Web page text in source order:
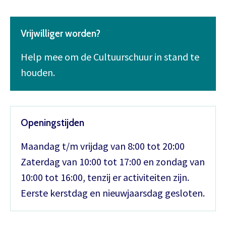
Vrijwilliger worden?
Help mee om de Cultuurschuur in stand te
houden.
Openingstijden
Maandag t/m vrijdag van 8:00 tot 20:00
Zaterdag van 10:00 tot 17:00 en zondag van
10:00 tot 16:00, tenzij er activiteiten zijn.
Eerste kerstdag en nieuwjaarsdag gesloten.